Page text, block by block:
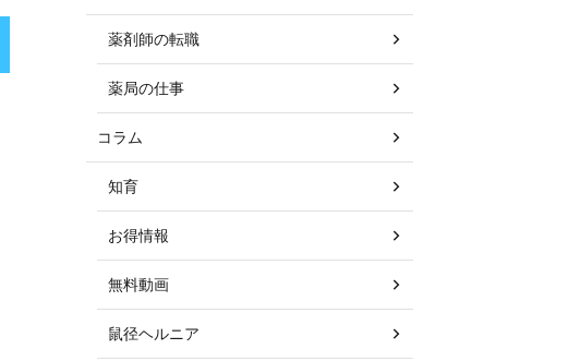
薬剤師の転職
薬局の仕事
コラム
知育
お得情報
無料動画
鼠径ヘルニア